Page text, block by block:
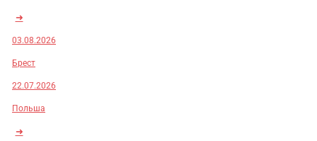
➜
03.08.2026
Брест
22.07.2026
Польша
➜